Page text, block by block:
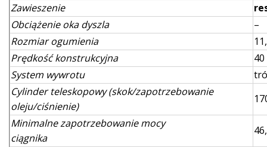
Zawieszenie
Obciążenie oka dyszla
–
Rozmiar ogumienia
Prędkość konstrukcyjna
40
System wywrotu
Cylinder teleskopowy (skok/zapotrzebowanie
oleju/ciśnienie)
Minimalne zapotrzebowanie mocy
ciągnika